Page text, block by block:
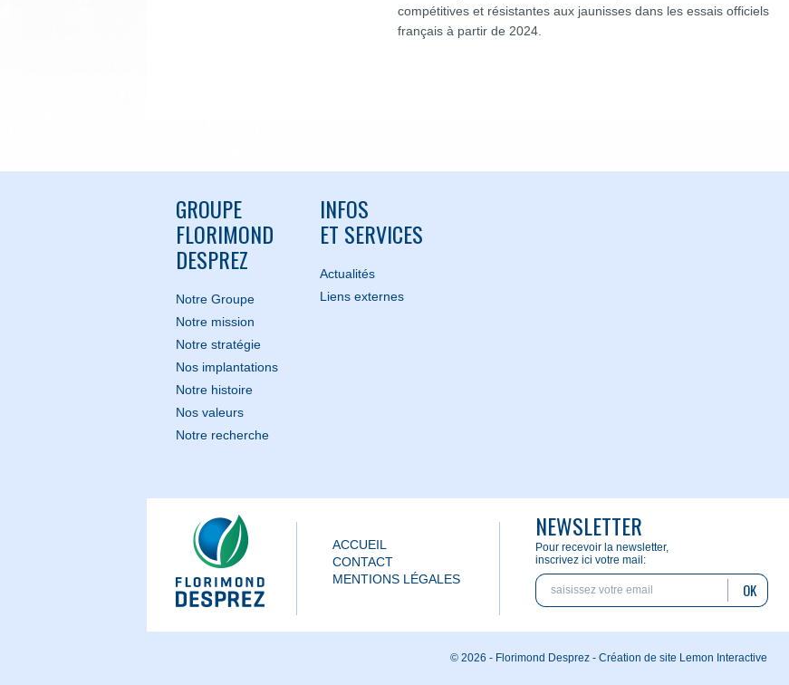
compétitives et résistantes aux jaunisses dans les essais officiels
français à partir de 2024.
GROUPE
FLORIMOND
DESPREZ
Notre Groupe
Notre mission
Notre stratégie
Nos implantations
Notre histoire
Nos valeurs
Notre recherche
INFOS
ET SERVICES
Actualités
Liens externes
ACCUEIL
CONTACT
MENTIONS LÉGALES
NEWSLETTER
Pour recevoir la newsletter,
inscrivez ici votre mail:
OK
© 2026 - Florimond Desprez - Création de site Lemon Interactive